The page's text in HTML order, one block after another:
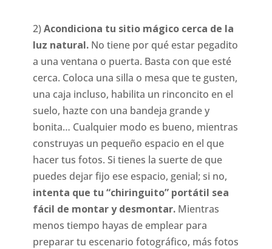
2)Acondiciona tu sitio mágico cerca de la
luz natural.No tiene por qué estar pegadito
a una ventana o puerta. Basta con que esté
cerca. Coloca una silla o mesa que te gusten,
una caja incluso, habilita un rinconcito en el
suelo, hazte con una bandeja grande y
bonita… Cualquier modo es bueno, mientras
construyas un pequeño espacio en el que
hacer tus fotos. Si tienes la suerte de que
puedes dejar fijo ese espacio, genial; si no,
intenta que tu “chiringuito” portátil sea
fácil de montar y desmontar.Mientras
menos tiempo hayas de emplear para
preparar tu escenario fotográfico, más fotos